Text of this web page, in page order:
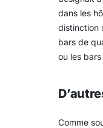
dans les
distinction
bars de
ou les
Comme